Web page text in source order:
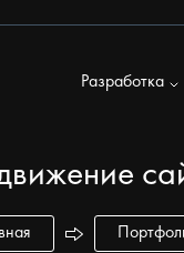
Разработка